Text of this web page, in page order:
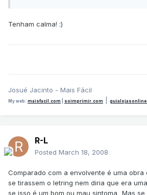
Tenham calma! :)
Josué Jacinto - Mais Fácil
My web: maisfacil.com soimprimir.com
R-L
Posted March 18, 2008
Comparado com a envolvente é uma obra
se tirassem o letring nem diria que era
se isso é um bom ou mau sintoma
Mas se